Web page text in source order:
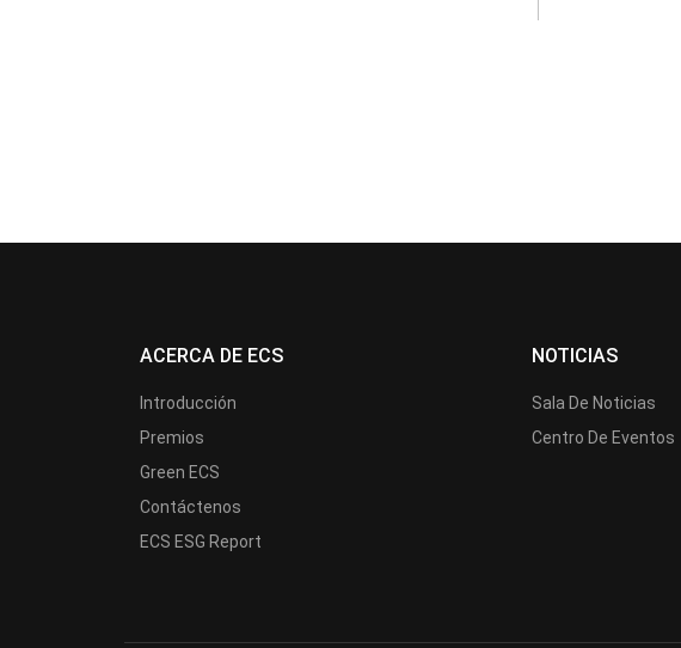
ACERCA DE ECS
Introducción
Premios
Green ECS
Contáctenos
ECS ESG Report
NOTICIAS
Sala De Noticias
Centro De Eventos